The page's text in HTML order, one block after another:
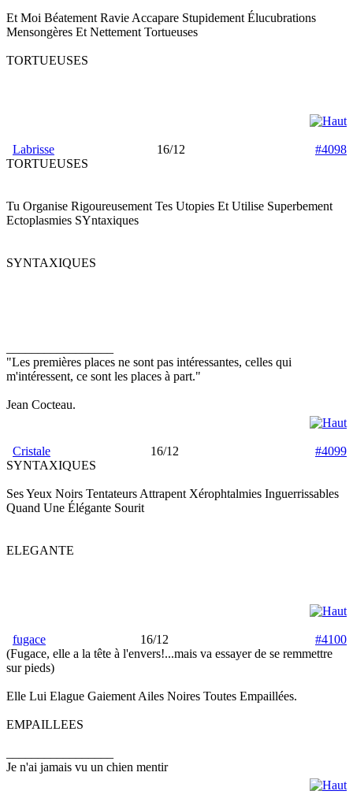
Et Moi Béatement Ravie Accapare Stupidement Élucubrations
Mensongères Et Nettement Tortueuses
TORTUEUSES
Labrisse 16/12
#4098
TORTUEUSES
Tu Organise Rigoureusement Tes Utopies Et Utilise Superbement
Ectoplasmies SYntaxiques
SYNTAXIQUES
"Les premières places ne sont pas intéressantes, celles qui
m'intéressent, ce sont les places à part."
Jean Cocteau.
Cristale 16/12
#4099
SYNTAXIQUES
Ses Yeux Noirs Tentateurs Attrapent Xérophtalmies Inguerrissables
Quand Une Élégante Sourit
ELEGANTE
fugace 16/12
#4100
(Fugace, elle a la tête à l'envers!...mais va essayer de se remmettre
sur pieds)
Elle Lui Elague Gaiement Ailes Noires Toutes Empaillées.
EMPAILLEES
Je n'ai jamais vu un chien mentir